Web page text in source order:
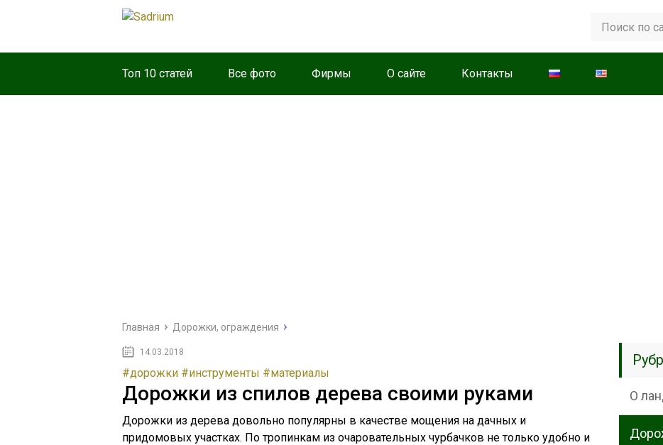
Топ 10 статей Все фото Фирмы О сайте Контакты
Главная Дорожки, ограждения
14.03.2018
#дорожки #инструменты #материалы
Дорожки из спилов дерева своими руками
Дорожки из дерева довольно популярны в качестве мощения на дачных и
придомовых участках. По тропинкам из очаровательных чурбачков не только удобно и
О